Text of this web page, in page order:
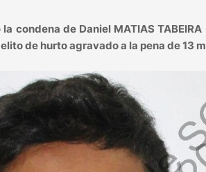
condena de Daniel MATIAS
de hurto agravado a la pena de 13